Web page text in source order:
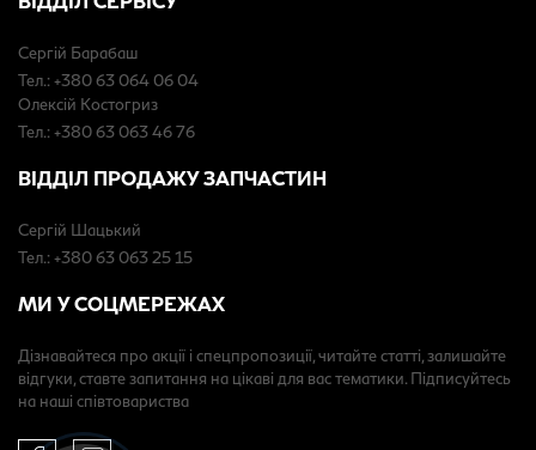
Сергій Барабаш
Тел.: +380 63 064 06 04
Олексій Костогриз
Тел.: +380 63 063 46 76
ВІДДІЛ ПРОДАЖУ ЗАПЧАСТИН
Сергій Шацький
Тел.: +380 63 063 25 15
МИ У СОЦМЕРЕЖАХ
Дізнавайтеся про акції і спецпропозиції, читайте статті, залишайте
відгуки, ставте запитання на цікаві для вас тематики. Підписуйтесь
на наші співтовариства